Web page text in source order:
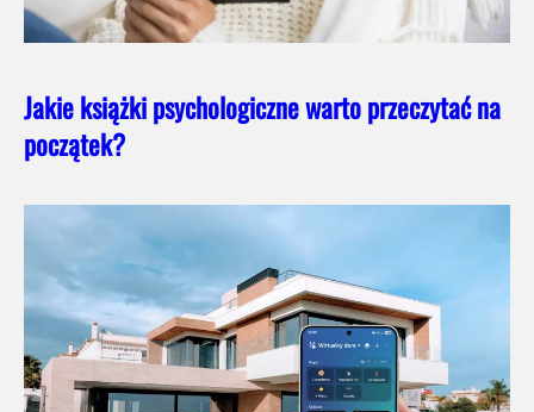
Jakie książki psychologiczne warto przeczytać na
początek?